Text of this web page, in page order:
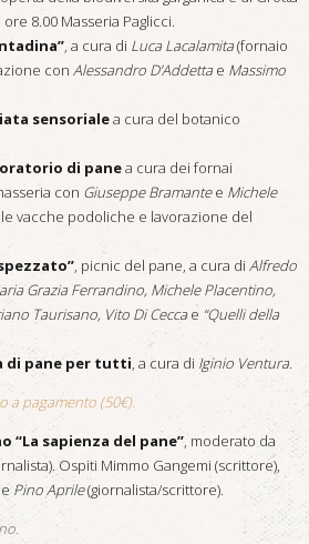
8.00 Masseria Paglicci.
, a cura di Luca Lacalamita(fornaio
con Alessandro D’Addettae Massimo
sensorialea cura del botanico
di panea cura dei fornai
con Giuseppe Bramantee Michele
vacche podoliche e lavorazione del
, picnic del pane, a cura di Alfredo
Grazia Ferrandino, Michele Placentino,
Taurisano, Vito Di Cecca e “Quelli della
di pane per tutti, a cura di Iginio Ventura.
a pagamento (50€).
“La sapienza del pane”, moderato da
Ospiti Mimmo Gangemi (scrittore),
Pino Aprile(giornalista/scrittore).